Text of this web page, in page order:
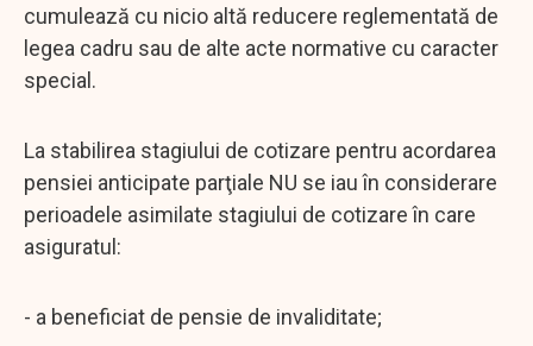
cumulează cu nicio altă reducere reglementată de
legea cadru sau de alte acte normative cu caracter
special.
La stabilirea stagiului de cotizare pentru acordarea
pensiei anticipate parţiale NU se iau în considerare
perioadele asimilate stagiului de cotizare în care
asiguratul:
- a beneficiat de pensie de invaliditate;